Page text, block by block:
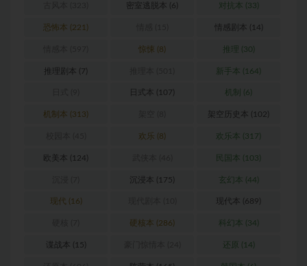
密室逃脱本 (6) 对抗本 (33)
恐怖本 (221) 情感剧本 (14)
惊悚 (8) 推理 (30)
推理剧本 (7) 新手本 (164)
日式本 (107) 机制 (6)
机制本 (313) 架空历史本 (102)
欢乐 (8) 欢乐本 (317)
欧美本 (124) 民国本 (103)
沉浸本 (175) 玄幻本 (44)
现代 (16) 现代本 (689)
硬核本 (286) 科幻本 (34)
谍战本 (15) 还原 (14)